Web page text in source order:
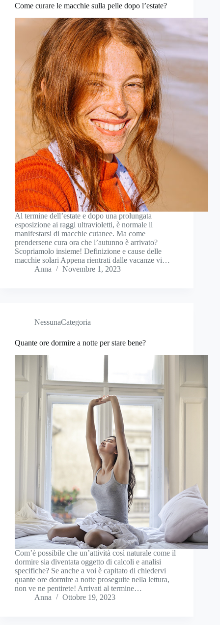
Come curare le macchie sulla pelle dopo l’estate?
Al termine dell’estate e dopo una prolungata
esposizione ai raggi ultravioletti, è normale il
manifestarsi di macchie cutanee. Ma come
prendersene cura ora che l’autunno è arrivato?
Scopriamolo insieme! Definizione e cause delle
macchie solari Appena rientrati dalle vacanze vi…
Anna
Novembre 1, 2023
NessunaCategoria
Quante ore dormire a notte per stare bene?
Com’è possibile che un’attività così naturale come il
dormire sia diventata oggetto di calcoli e analisi
specifiche? Se anche a voi è capitato di chiedervi
quante ore dormire a notte proseguite nella lettura,
non ve ne pentirete! Arrivati al termine…
Anna
Ottobre 19, 2023